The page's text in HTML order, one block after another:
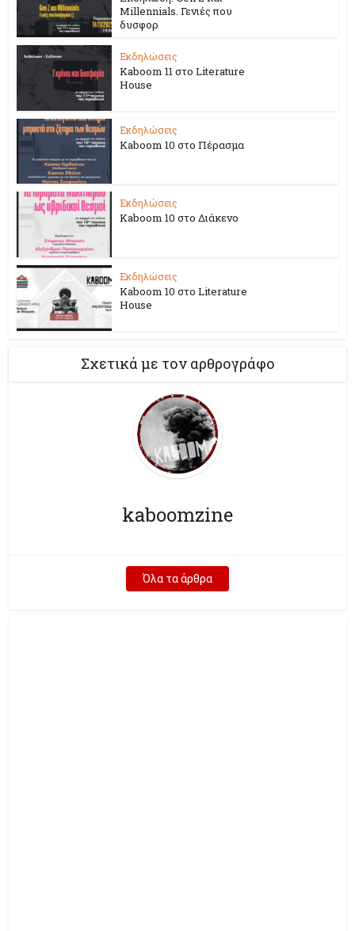
Millennials. Γενιές που
δυσφορ
Εκδηλώσεις
Kaboom 11 στο Literature
House
Εκδηλώσεις
Kaboom 10 στο Πέρασμα
Εκδηλώσεις
Kaboom 10 στο Διάκενο
Εκδηλώσεις
Kaboom 10 στο Literature
House
Σχετικά με τον αρθρογράφο
kaboomzine
Όλα τα άρθρα